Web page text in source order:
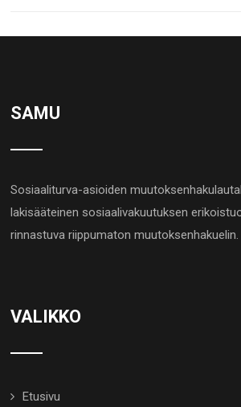
SAMU
Sosiaaliturva-asioiden
lakisääteinen sosiaalivakuutuksen
rinnastuva riippumaton muutoksenhakuelin.
VALIKKO
Etusivu